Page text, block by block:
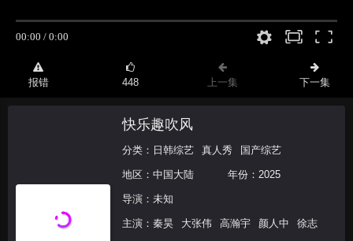
报错 448 上一集 下一集
快乐趣吹风
分类： 日韩综艺 真人秀 国产综艺
地区： 中国大陆 年份： 2025
导演：未知
主演： 秦昊 大张伟 高瀚宇 颜人中 徐志